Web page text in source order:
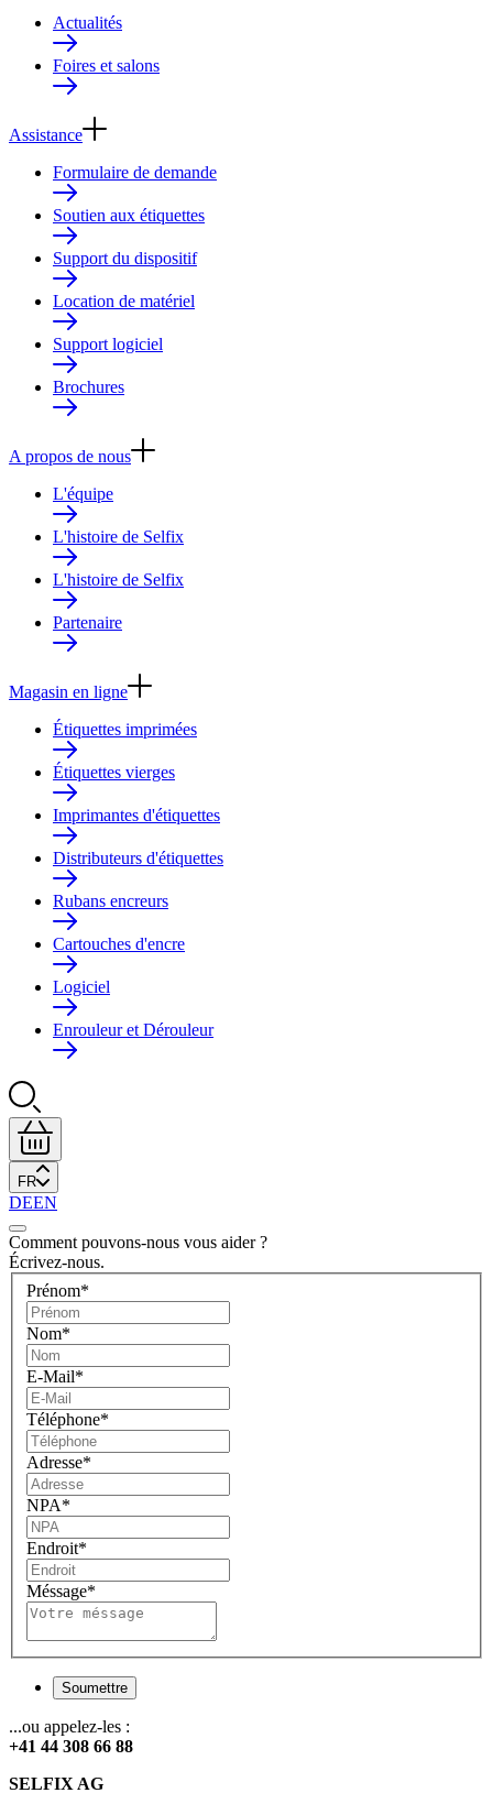
Actualités
Foires et salons
Assistance
Formulaire de demande
Soutien aux étiquettes
Support du dispositif
Location de matériel
Support logiciel
Brochures
A propos de nous
L'équipe
L'histoire de Selfix
L'histoire de Selfix
Partenaire
Magasin en ligne
Étiquettes imprimées
Étiquettes vierges
Imprimantes d'étiquettes
Distributeurs d'étiquettes
Rubans encreurs
Cartouches d'encre
Logiciel
Enrouleur et Dérouleur
FR
DEEN
Comment pouvons-nous vous aider ?
Écrivez-nous.
Prénom*
Nom*
E-Mail*
Téléphone*
Adresse*
NPA*
Endroit*
Méssage*
Soumettre
...ou appelez-les :
+41 44 308 66 88
SELFIX AG